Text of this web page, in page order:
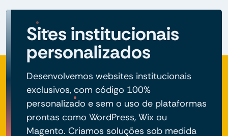
Sites institucionais
personalizados
Desenvolvemos websites institucionais
exclusivos, com código 100%
personalizado e sem o uso de plataformas
prontas como WordPress, Wix ou
Magento. Criamos soluções sob medida